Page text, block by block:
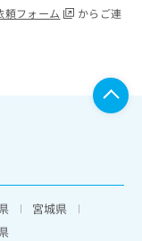
頼フォーム
からご連
宮城県